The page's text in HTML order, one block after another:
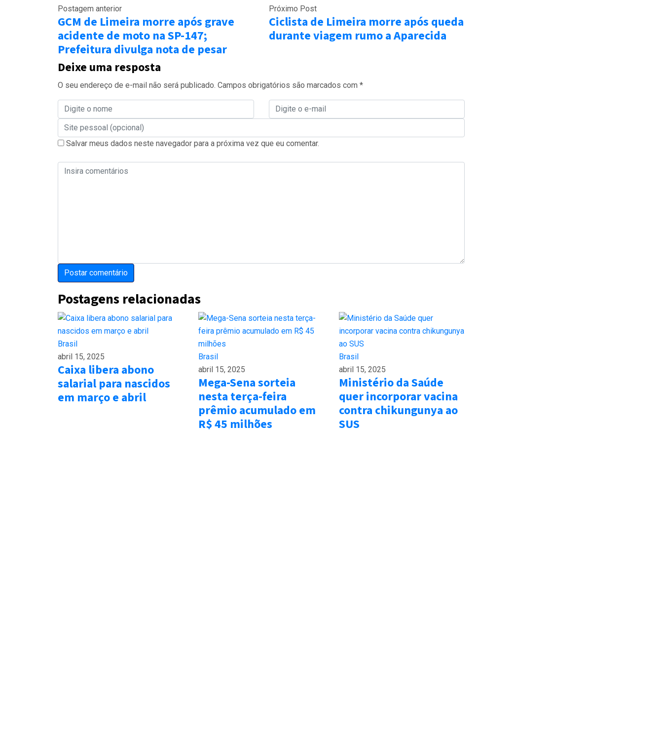
Postagem anterior
GCM de Limeira morre após grave
acidente de moto na SP-147;
Prefeitura divulga nota de pesar
Próximo Post
Ciclista de Limeira morre após queda
durante viagem rumo a Aparecida
Deixe uma resposta
O seu endereço de e-mail não será publicado. Campos obrigatórios são marcados com *
Salvar meus dados neste navegador para a próxima vez que eu comentar.
Postagens relacionadas
Brasil
abril 15, 2025
Caixa libera abono
salarial para nascidos
em março e abril
Brasil
abril 15, 2025
Mega-Sena sorteia
nesta terça-feira
prêmio acumulado em
R$ 45 milhões
Brasil
abril 15, 2025
Ministério da Saúde
quer incorporar vacina
contra chikungunya ao
SUS